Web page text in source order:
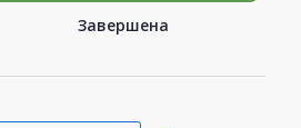
Завершена